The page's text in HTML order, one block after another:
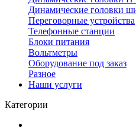
Динамические головки
Переговорные устройства
Телефонные станции
Блоки питания
Вольтметры
Оборудование под заказ
Разное
Наши услуги
Категории